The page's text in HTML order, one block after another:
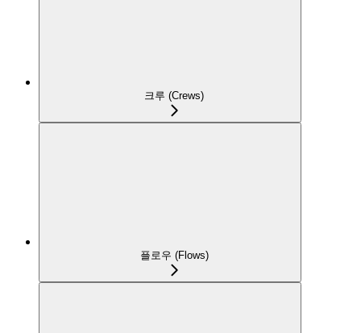
크루 (Crews)
플로우 (Flows)